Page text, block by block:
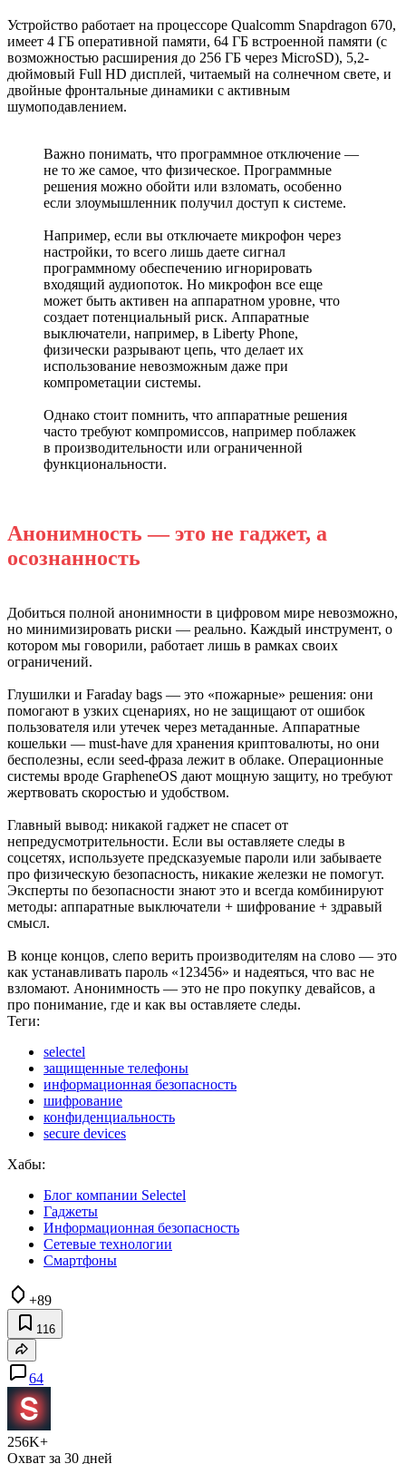
Устройство работает на процессоре Qualcomm Snapdragon 670,
имеет 4 ГБ оперативной памяти, 64 ГБ встроенной памяти (с
возможностью расширения до 256 ГБ через MicroSD), 5,2-
дюймовый Full HD дисплей, читаемый на солнечном свете, и
двойные фронтальные динамики с активным
шумоподавлением.
Важно понимать, что программное отключение —
не то же самое, что физическое. Программные
решения можно обойти или взломать, особенно
если злоумышленник получил доступ к системе.
Например, если вы отключаете микрофон через
настройки, то всего лишь даете сигнал
программному обеспечению игнорировать
входящий аудиопоток. Но микрофон все еще
может быть активен на аппаратном уровне, что
создает потенциальный риск. Аппаратные
выключатели, например, в Liberty Phone,
физически разрывают цепь, что делает их
использование невозможным даже при
компрометации системы.
Однако стоит помнить, что аппаратные решения
часто требуют компромиссов, например поблажек
в производительности или ограниченной
функциональности.
Анонимность — это не гаджет, а
осознанность
Добиться полной анонимности в цифровом мире невозможно,
но минимизировать риски — реально. Каждый инструмент, о
котором мы говорили, работает лишь в рамках своих
ограничений.
Глушилки и Faraday bags — это «пожарные» решения: они
помогают в узких сценариях, но не защищают от ошибок
пользователя или утечек через метаданные. Аппаратные
кошельки — must-have для хранения криптовалюты, но они
бесполезны, если seed-фраза лежит в облаке. Операционные
системы вроде GrapheneOS дают мощную защиту, но требуют
жертвовать скоростью и удобством.
Главный вывод: никакой гаджет не спасет от
непредусмотрительности. Если вы оставляете следы в
соцсетях, используете предсказуемые пароли или забываете
про физическую безопасность, никакие железки не помогут.
Эксперты по безопасности знают это и всегда комбинируют
методы: аппаратные выключатели + шифрование + здравый
смысл.
В конце концов, слепо верить производителям на слово — это
как устанавливать пароль «123456» и надеяться, что вас не
взломают. Анонимность — это не про покупку девайсов, а
про понимание, где и как вы оставляете следы.
Теги:
selectel
защищенные телефоны
информационная безопасность
шифрование
конфиденциальность
secure devices
Хабы:
Блог компании Selectel
Гаджеты
Информационная безопасность
Сетевые технологии
Смартфоны
+89
116
64
256K+
Охват за 30 дней